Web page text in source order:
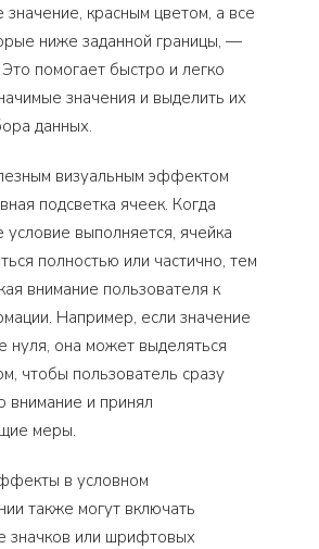
красным цветом, а все
ниже заданной границы, —
помогает быстро и легко
значения и выделить их
данных.
визуальным эффектом
подсветка ячеек. Когда
выполняется, ячейка
полностью или частично, тем
внимание пользователя к
Например, если значение
нуля, она может выделяться
чтобы пользователь сразу
внимание и принял
меры.
в условном
также могут включать
значков или шрифтовых